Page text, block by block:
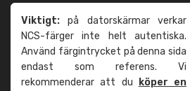
Viktigt: på datorskärmar verkar
NCS-färger inte helt autentiska.
Använd färgintrycket på denna sida
endast som referens. Vi
rekommenderar att du
köper en